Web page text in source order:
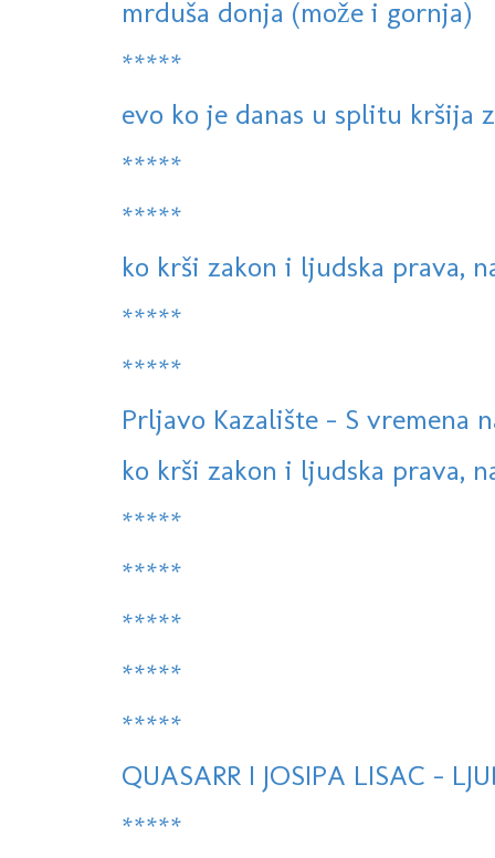
mrduša donja (može i gornja)
*****
evo ko je danas u splitu kršija
*****
*****
ko krši zakon i ljudska prava,
*****
*****
Prljavo Kazalište - S vremena
ko krši zakon i ljudska prava,
*****
*****
*****
*****
*****
QUASARR I JOSIPA LISAC -
*****